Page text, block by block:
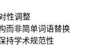
性调整
而非简单词语替换
持学术规范性